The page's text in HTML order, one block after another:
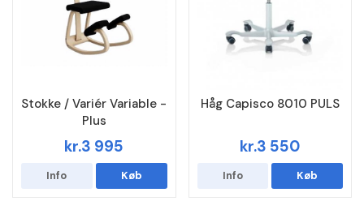
Stokke / Variér Variable -
Plus
kr.3 995
Info Køb
Håg Capisco 8010 PULS
kr.3 550
Info Køb